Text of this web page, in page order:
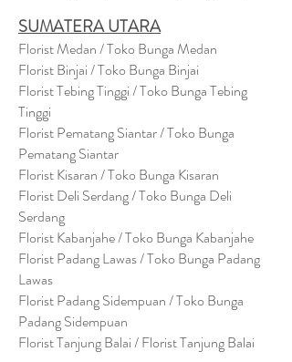
SUMATERA UTARA
Florist Medan / Toko Bunga Medan
Florist Binjai / Toko Bunga Binjai
Florist Tebing Tinggi / Toko Bunga Tebing
Tinggi
Florist Pematang Siantar / Toko Bunga
Pematang Siantar
Florist Kisaran / Toko Bunga Kisaran
Florist Deli Serdang / Toko Bunga Deli
Serdang
Florist Kabanjahe / Toko Bunga Kabanjahe
Florist Padang Lawas / Toko Bunga Padang
Lawas
Florist Padang Sidempuan / Toko Bunga
Padang Sidempuan
Florist Tanjung Balai / Florist Tanjung Balai